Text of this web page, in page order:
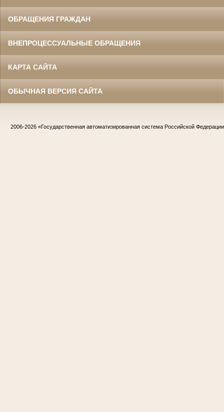
ОБРАЩЕНИЯ ГРАЖДАН
ВНЕПРОЦЕССУАЛЬНЫЕ ОБРАЩЕНИЯ
КАРТА САЙТА
ОБЫЧНАЯ ВЕРСИЯ САЙТА
2006-2026 «Государственная автоматизированная система Российской